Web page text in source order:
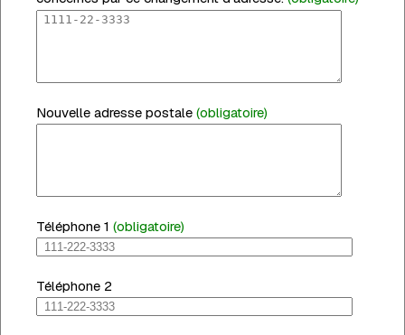
Nouvelle adresse postale(obligatoire)
Téléphone 1(obligatoire)
Téléphone 2